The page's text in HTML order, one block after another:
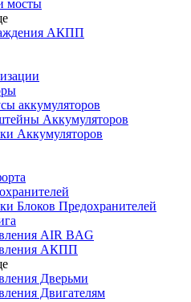
мосты
АКПП
аккумуляторов
Аккумуляторов
Аккумуляторов
Блоков Предохранителей
AIR BAG
АКПП
Дверьми
Двигателям